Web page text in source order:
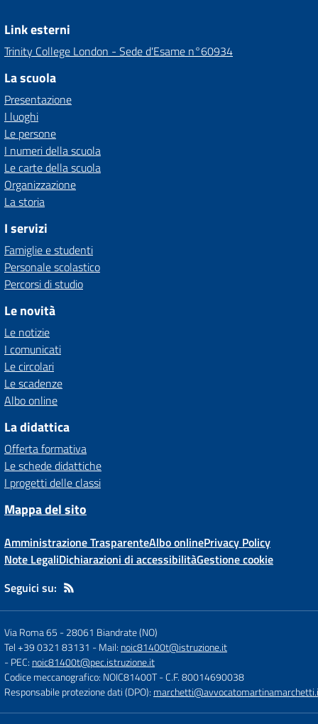
Link esterni
Trinity College London - Sede d'Esame n°60934
La scuola
Presentazione
I luoghi
Le persone
I numeri della scuola
Le carte della scuola
Organizzazione
La storia
I servizi
Famiglie e studenti
Personale scolastico
Percorsi di studio
Le novità
Le notizie
I comunicati
Le circolari
Le scadenze
Albo online
La didattica
Offerta formativa
Le schede didattiche
I progetti delle classi
Mappa del sito
Amministrazione TrasparenteAlbo onlinePrivacy Policy
Note LegaliDichiarazioni di accessibilitàGestione cookie
Seguici su:
Via Roma 65 -28061 Biandrate (NO)
Tel +39 0321 83131 - Mail: noic81400t@istruzione.it
- PEC: noic81400t@pec.istruzione.it
Codice meccanografico: NOIC81400T- C.F. 80014690038
Responsabile protezione dati (DPO):